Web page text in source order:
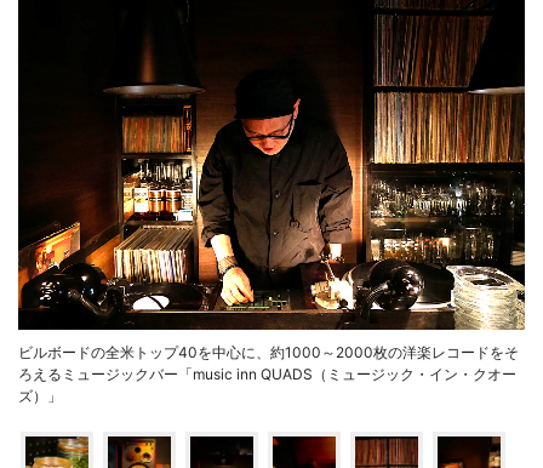
ビルボードの全米トップ40を中心に、約1000～2000枚の洋楽レコードをそ
ろえるミュージックバー「music inn QUADS（ミュージック・イン・クオー
ズ）」